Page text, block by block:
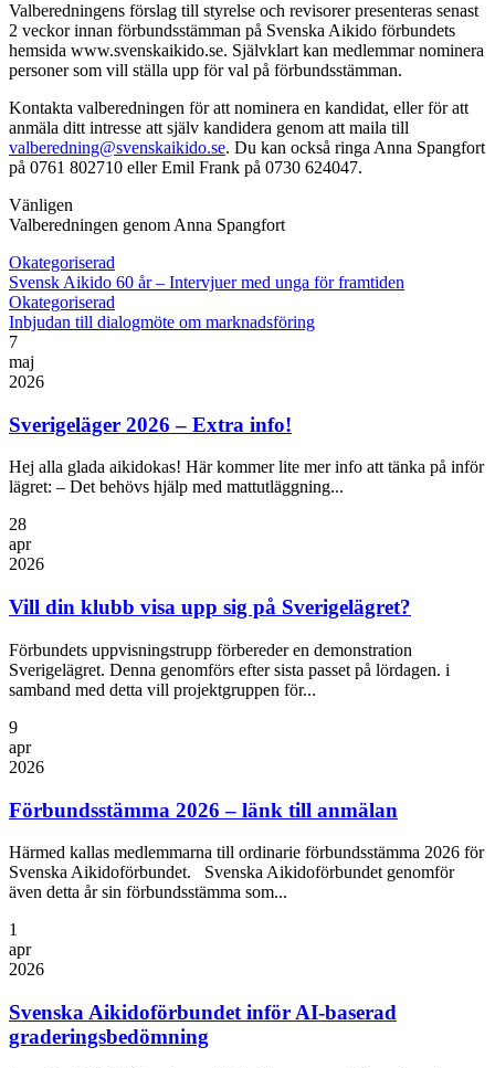
Valberedningens förslag till styrelse och revisorer presenteras senast
2 veckor innan förbundsstämman på Svenska Aikido förbundets
hemsida www.svenskaikido.se. Självklart kan medlemmar nominera
personer som vill ställa upp för val på förbundsstämman.
Kontakta valberedningen för att nominera en kandidat, eller för att
anmäla ditt intresse att själv kandidera genom att maila till
valberedning@svenskaikido.se. Du kan också ringa Anna Spangfort
på 0761 802710 eller Emil Frank på 0730 624047.
Vänligen
Valberedningen genom Anna Spangfort
Okategoriserad
Svensk Aikido 60 år – Intervjuer med unga för framtiden
Okategoriserad
Inbjudan till dialogmöte om marknadsföring
7
maj
2026
Sverigeläger 2026 – Extra info!
Hej alla glada aikidokas! Här kommer lite mer info att tänka på inför
lägret: – Det behövs hjälp med mattutläggning...
28
apr
2026
Vill din klubb visa upp sig på Sverigelägret?
Förbundets uppvisningstrupp förbereder en demonstration
Sverigelägret. Denna genomförs efter sista passet på lördagen. i
samband med detta vill projektgruppen för...
9
apr
2026
Förbundsstämma 2026 – länk till anmälan
Härmed kallas medlemmarna till ordinarie förbundsstämma 2026 för
Svenska Aikidoförbundet. Svenska Aikidoförbundet genomför
även detta år sin förbundsstämma som...
1
apr
2026
Svenska Aikidoförbundet inför AI-baserad
graderingsbedömning